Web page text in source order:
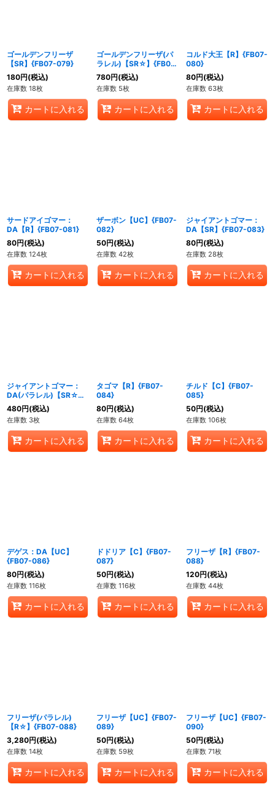
ゴールデンフリーザ
【SR】{FB07-079}
180円(税込)
在庫数 18枚
カートに入れる
ゴールデンフリーザ(パ
ラレル)【SR☆】{FB07-
079}
780円(税込)
在庫数 5枚
カートに入れる
コルド大王【R】{FB07-
080}
80円(税込)
在庫数 63枚
カートに入れる
サードアイゴマー：
DA【R】{FB07-081}
80円(税込)
在庫数 124枚
カートに入れる
ザーボン【UC】{FB07-
082}
50円(税込)
在庫数 42枚
カートに入れる
ジャイアントゴマー：
DA【SR】{FB07-083}
80円(税込)
在庫数 28枚
カートに入れる
ジャイアントゴマー：
DA(パラレル)【SR☆】
{FB07-083}
480円(税込)
在庫数 3枚
カートに入れる
タゴマ【R】{FB07-
084}
80円(税込)
在庫数 64枚
カートに入れる
チルド【C】{FB07-
085}
50円(税込)
在庫数 106枚
カートに入れる
デゲス：DA【UC】
{FB07-086}
80円(税込)
在庫数 116枚
カートに入れる
ドドリア【C】{FB07-
087}
50円(税込)
在庫数 116枚
カートに入れる
フリーザ【R】{FB07-
088}
120円(税込)
在庫数 44枚
カートに入れる
フリーザ(パラレル)
【R☆】{FB07-088}
3,280円(税込)
在庫数 14枚
カートに入れる
フリーザ【UC】{FB07-
089}
50円(税込)
在庫数 59枚
カートに入れる
フリーザ【UC】{FB07-
090}
50円(税込)
在庫数 71枚
カートに入れる